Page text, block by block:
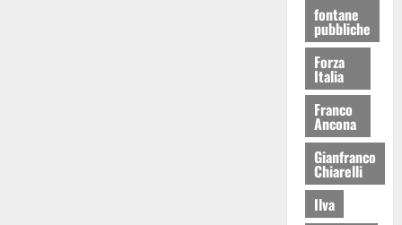
fontane
pubbliche
Forza
Italia
Franco
Ancona
Gianfranco
Chiarelli
Ilva